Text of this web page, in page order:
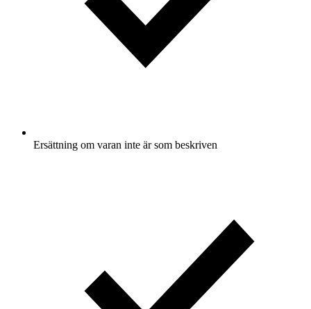
Ersättning om varan inte är som beskriven